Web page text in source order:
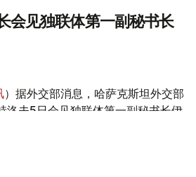
会见独联体第一副秘书长
）据外交部消息，哈萨克斯坦外交部
洛夫5日会见独联体第一副秘书长伊